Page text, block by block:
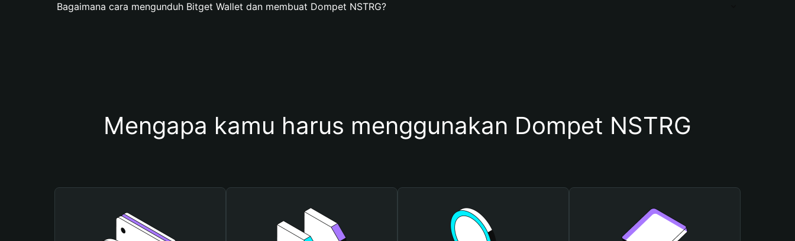
Bagaimana cara mengunduh Bitget Wallet dan membuat Dompet NSTRG?
Mengapa kamu harus menggunakan Dompet NSTRG